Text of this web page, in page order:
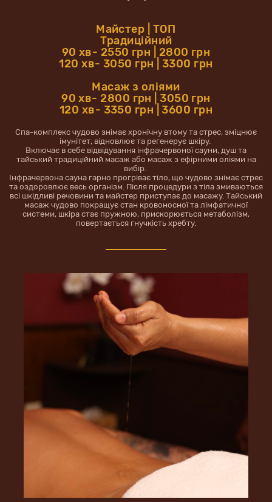
Майстер | ТОП
Традиційний
90 хв- 2550 грн | 2800 грн
120 хв- 3050 грн | 3300 грн
Масаж з оліями
90 хв- 2800 грн | 3050 грн
120 хв- 3350 грн | 3600 грн
Спа-комплекс чудово знімає хронічну втому та стрес, зміцнює
імунітет, відновлює та регенерує шкіру.
Включає в себе відвідування інфрачервоної сауни, душ та
тайський традиційний масаж або масаж з ефірними оліями на
вибір.
Інфрачервона сауна гарно прогріває тіло, що чудово знімає стрес
та оздоровлює весь організм. Після процедури з тіла змиваються
всі шкідливі речовини та майстер приступає до масажу. Тайський
масаж чудово покращує стан кровоносної та лімфатичної
системи, шкіра стає пружною, прискорюється метаболізм,
повертається гнучкість хребту.